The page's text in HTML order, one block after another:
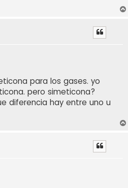
para los gases. yo
pero simeticona?
diferencia hay entre uno u